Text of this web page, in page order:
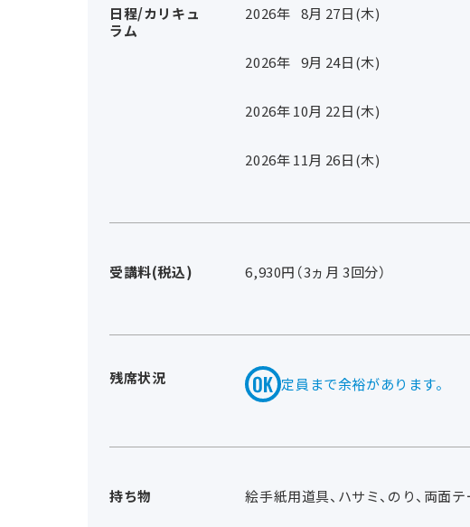
日程/カリキュ
ラム
2026年 8月 27日(木)
2026年 9月 24日(木)
2026年10月 22日(木)
2026年11月 26日(木)
受講料(税込) 6,930円（3ヵ月 3回分）
残席状況 定員まで余裕があります。
持ち物 絵手紙用道具、ハサミ、のり、両面